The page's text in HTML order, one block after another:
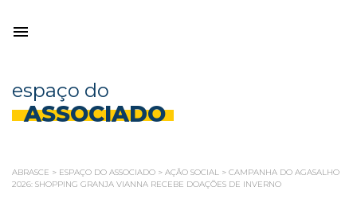
espaço do
ASSOCIADO
ABRASCE > ESPAÇO DO ASSOCIADO > AÇÃO SOCIAL > CAMPANHA DO AGASALHO
2026: SHOPPING GRANJA VIANNA RECEBE DOAÇÕES DE INVERNO